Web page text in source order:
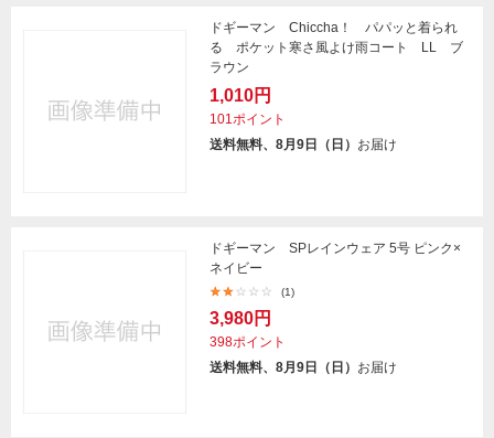
ドギーマン Chiccha！ パパッと着られ
る ポケット寒さ風よけ雨コート LL ブ
ラウン
1,010円
101ポイント
送料無料、8月9日（日） お届け
ドギーマン SPレインウェア 5号 ピンク×
ネイビー
(1)
3,980円
398ポイント
送料無料、8月9日（日） お届け